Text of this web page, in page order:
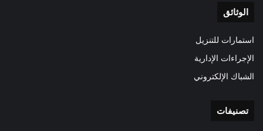
الوثائق
استمارات للتنزيل
الإجراءات الإدارية
الشباك الإلكتروني
تصنيفات